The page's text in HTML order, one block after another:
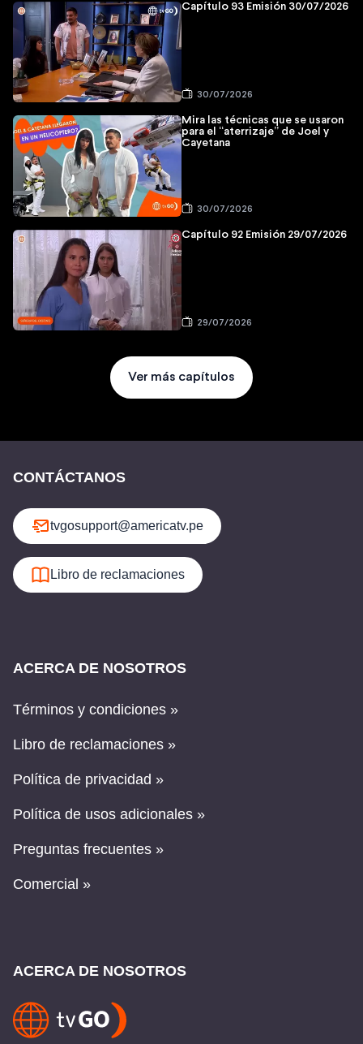
Capítulo 93 Emisión 30/07/2026
30/07/2026
Mira las técnicas que se usaron
para el “aterrizaje” de Joel y
Cayetana
30/07/2026
Capítulo 92 Emisión 29/07/2026
29/07/2026
Ver más capítulos
CONTÁCTANOS
tvgosupport@americatv.pe
Libro de reclamaciones
ACERCA DE NOSOTROS
Términos y condiciones »
Libro de reclamaciones »
Política de privacidad »
Política de usos adicionales »
Preguntas frecuentes »
Comercial »
ACERCA DE NOSOTROS